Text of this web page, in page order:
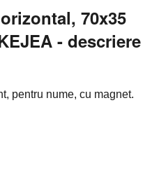
70x35
- descriere
pentru nume, cu magnet.